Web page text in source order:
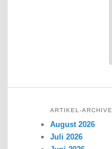
ARTIKEL-ARCHIVE
August 2026
Juli 2026